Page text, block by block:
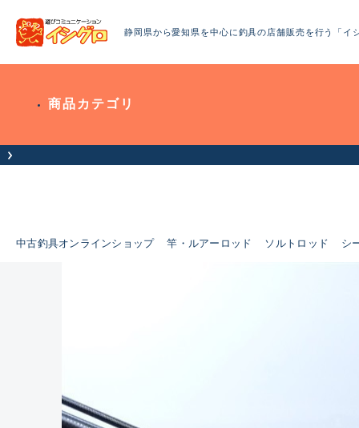
静岡県から愛知県を中心に釣具の店舗販売を行う「イ
商品カテゴリ
中古釣具オンラインショップ 竿・ルアーロッド ソルトロッド シ